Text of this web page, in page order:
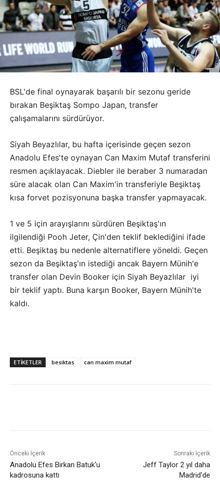
BSL'de final oynayarak başarılı bir sezonu geride
bırakan Beşiktaş Sompo Japan, transfer
çalışamalarını sürdürüyor.
Siyah Beyazlılar, bu hafta içerisinde geçen sezon
Anadolu Efes'te oynayan Can Maxim Mutaf transferini
resmen açıklayacak. Diebler ile beraber 3 numaradan
süre alacak olan Can Maxim'in transferiyle Beşiktaş
kısa forvet pozisyonuna başka transfer yapmayacak.
1 ve 5 için arayışlarını sürdüren Beşiktaş'ın
ilgilendiği Pooh Jeter, Çin'den teklif beklediğini ifade
etti. Beşiktaş bu nedenle alternatiflere yöneldi. Geçen
sezon da Beşiktaş'ın istediği ancak Bayern Münih'e
transfer olan Devin Booker için Siyah Beyazlılar iyi
bir teklif yaptı. Buna karşın Booker, Bayern Münih'te
kaldı.
ETIKETLER besiktas can maxim mutaf
Önceki İçerik
Anadolu Efes Birkan Batuk'u
kadrosuna kattı
Sonraki İçerik
Jeff Taylor 2 yıl daha
Madrid'de